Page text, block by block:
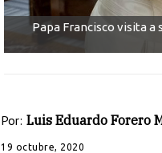
Papa Francisco visita
Por: Luis Eduardo Forero
19 octubre, 2020